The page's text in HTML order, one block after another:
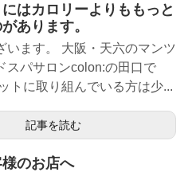
はカロリーよりももっと
あります。
います。 大阪・天六のマンツ
スパサロンcolon:の田口で
トに取り組んでいる方は少...
記事を読む
のお店へ